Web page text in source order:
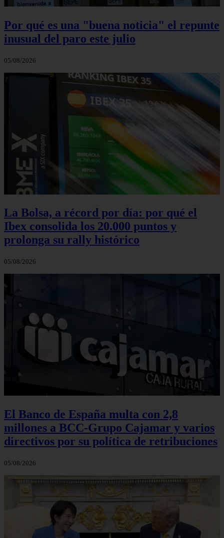
Por qué es una "buena noticia" el repunte
inusual del paro este julio
05/08/2026
La Bolsa, a récord por día: por qué el
Ibex consolida los 20.000 puntos y
prolonga su rally histórico
05/08/2026
El Banco de España multa con 2,8
millones a BCC-Grupo Cajamar y varios
directivos por su política de retribuciones
05/08/2026